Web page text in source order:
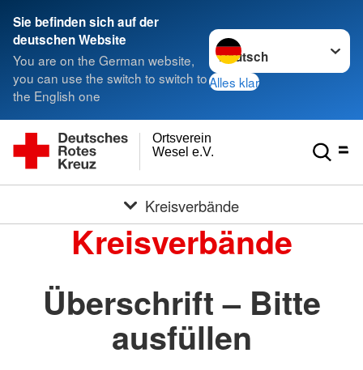
Sie befinden sich auf der
deutschen Website
You are on the German website,
you can use the switch to switch to
the English one
Sprache wechseln zu
Alles klar
Wesel e.V.
Ortsverein
Kreisverbände
Kreisverbände
Überschrift – Bitte
ausfüllen